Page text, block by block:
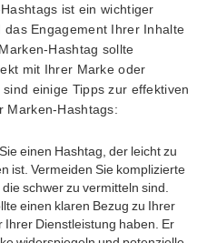
ist ein wichtiger
Engagement Ihrer Inhalte
Hashtag sollte
mit Ihrer Marke oder
einige Tipps zur effektiven
Marken-Hashtags:
einen Hashtag, der leicht zu
ist. Vermeiden Sie komplizierte
schwer zu vermitteln sind.
einen klaren Bezug zu Ihrer
Ihrer Dienstleistung haben. Er